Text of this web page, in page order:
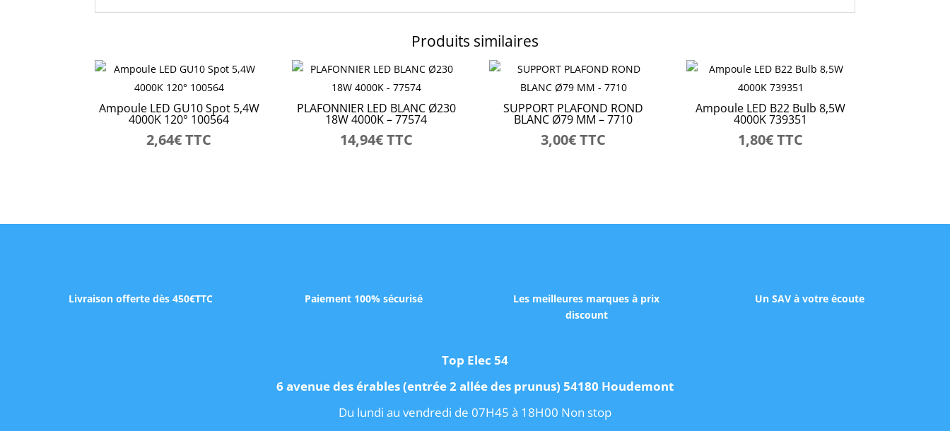
Produits similaires
Ampoule LED GU10 Spot 5,4W
4000K 120° 100564
2,64€ TTC
PLAFONNIER LED BLANC Ø230
18W 4000K – 77574
14,94€TTC
SUPPORT PLAFOND ROND
BLANC Ø79 MM – 7710
3,00€ TTC
Ampoule LED B22 Bulb 8,5W
4000K 739351
1,80€ TTC
Livraison offerte dès 450€TTC Paiement 100% sécurisé
Les meilleures marques à prix
discount
Un SAV à votre écoute
Top Elec 54
6 avenue des érables (entrée 2 allée des prunus) 54180 Houdemont
Du lundi au vendredi de 07H45 à 18H00 Non stop